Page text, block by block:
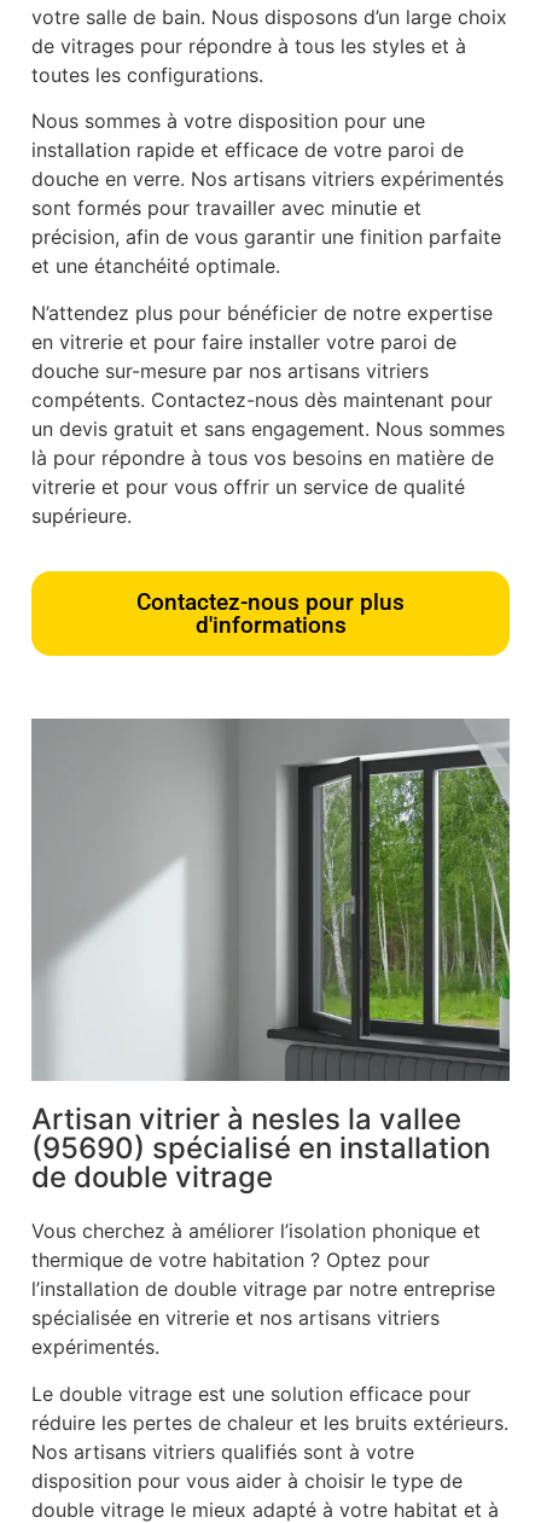
votre salle de bain. Nous disposons d’un large choix
de vitrages pour répondre à tous les styles et à
toutes les configurations.
Nous sommes à votre disposition pour une
installation rapide et efficace de votre paroi de
douche en verre. Nos artisans vitriers expérimentés
sont formés pour travailler avec minutie et
précision, afin de vous garantir une finition parfaite
et une étanchéité optimale.
N’attendez plus pour bénéficier de notre expertise
en vitrerie et pour faire installer votre paroi de
douche sur-mesure par nos artisans vitriers
compétents. Contactez-nous dès maintenant pour
un devis gratuit et sans engagement. Nous sommes
là pour répondre à tous vos besoins en matière de
vitrerie et pour vous offrir un service de qualité
supérieure.
Contactez-nous pour plus
d'informations
Artisan vitrier à nesles la vallee
(95690) spécialisé en installation
de double vitrage
Vous cherchez à améliorer l’isolation phonique et
thermique de votre habitation ? Optez pour
l’installation de double vitrage par notre entreprise
spécialisée en vitrerie et nos artisans vitriers
expérimentés.
Le double vitrage est une solution efficace pour
réduire les pertes de chaleur et les bruits extérieurs.
Nos artisans vitriers qualifiés sont à votre
disposition pour vous aider à choisir le type de
double vitrage le mieux adapté à votre habitat et à